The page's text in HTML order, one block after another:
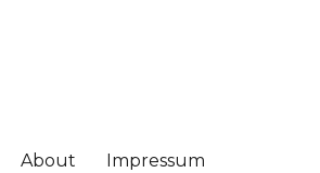
About Impressum